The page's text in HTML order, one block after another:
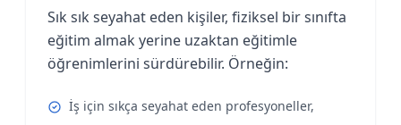
Sık sık seyahat eden kişiler, fiziksel bir sınıfta
eğitim almak yerine uzaktan eğitimle
öğrenimlerini sürdürebilir. Örneğin:
İş için sıkça seyahat eden profesyoneller,